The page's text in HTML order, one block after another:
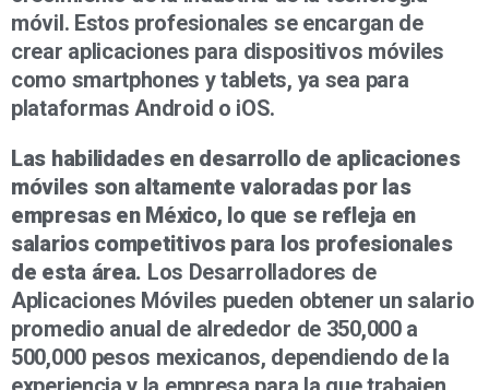
móvil. Estos profesionales se encargan de
crear aplicaciones para dispositivos móviles
como smartphones y tablets, ya sea para
plataformas Android o iOS.
Las habilidades en desarrollo de aplicaciones
móviles son altamente valoradas por las
empresas en México, lo que se refleja en
salarios competitivos para los profesionales
de esta área. Los Desarrolladores de
Aplicaciones Móviles pueden obtener un salario
promedio anual de alrededor de 350,000 a
500,000 pesos mexicanos, dependiendo de la